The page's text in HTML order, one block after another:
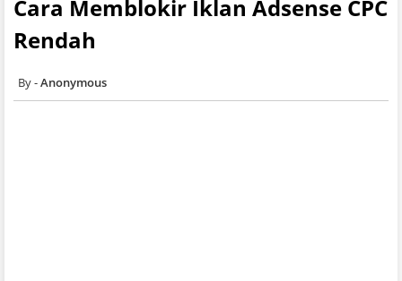
Cara Memblokir Iklan Adsense CPC
Rendah
Anonymous